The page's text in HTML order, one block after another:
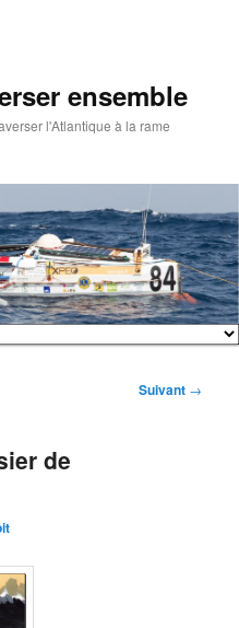
ensemble
l'Atlantique à la rame
Suivant →
de